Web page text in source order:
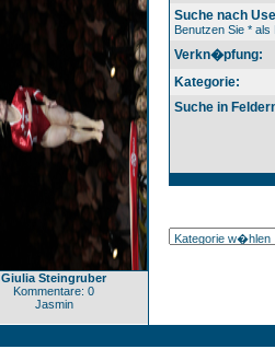
Giulia Steingruber
Kommentare: 0
Jasmin
Suche nach
Benutzen Sie * als
Verkn�pfung:
Kategorie:
Suche in